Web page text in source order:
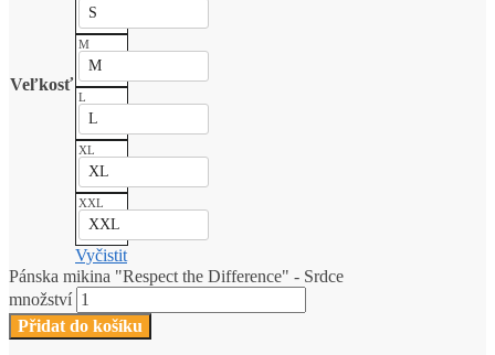
Veľkosť
S
M
M
L
L
XL
XL
XXL
XXL
Vyčistit
Pánska mikina "Respect the Difference" - Srdce
množství
Přidat do košíku